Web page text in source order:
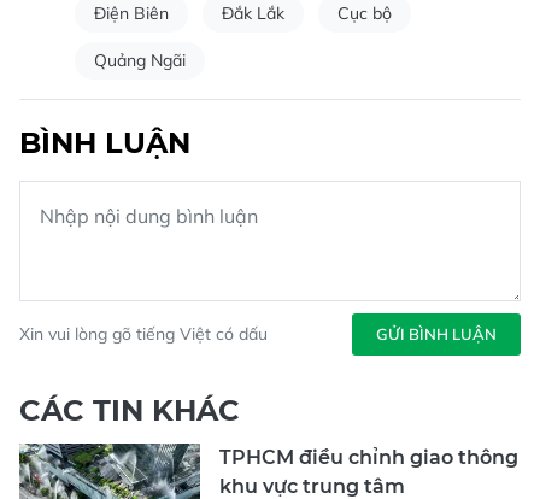
Điện Biên Đắk Lắk Cục bộ
Quảng Ngãi
BÌNH LUẬN
Xin vui lòng gõ tiếng Việt có dấu GỬI BÌNH LUẬN
CÁC TIN KHÁC
TPHCM điều chỉnh giao thông
khu vực trung tâm